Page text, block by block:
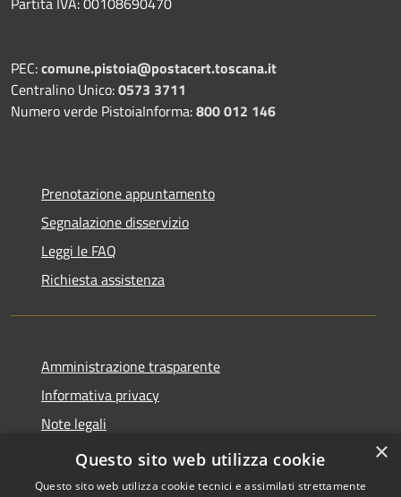
PEC:comune.pistoia@postacert.toscana.it
Centralino Unico:0573 3711
Numero verde PistoiaInforma:800 012 146
Prenotazione appuntamento
Segnalazione disservizio
Leggi le FAQ
Richiesta assistenza
Amministrazione trasparente
Informativa privacy
Note legali
Dichiarazione di accessibilità
×
Questo sito web utilizza cookie
Questo sito web utilizza cookie tecnici e assimilati strettamente